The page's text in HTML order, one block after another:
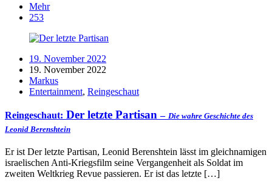
Mehr
253
19. November 2022
19. November 2022
Markus
Entertainment, Reingeschaut
Reingeschaut: Der letzte Partisan– Die wahre Geschichte des
Leonid Berenshtein
Er ist Der letzte Partisan, Leonid Berenshtein lässt im gleichnamigen
israelischen Anti-Kriegsfilm seine Vergangenheit als Soldat im
zweiten Weltkrieg Revue passieren. Er ist das letzte […]